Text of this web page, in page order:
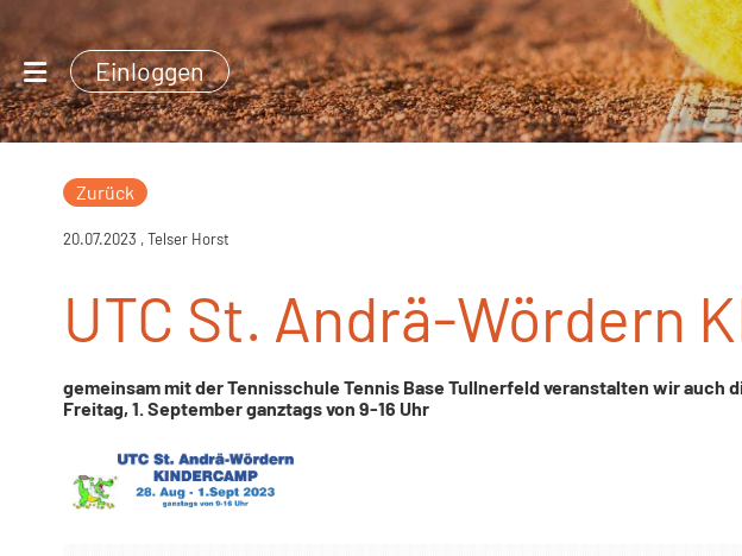
Einloggen
Zurück
20.07.2023 , Telser Horst
UTC St. Andrä-Wördern
gemeinsam mit der Tennisschule Tennis Base Tullnerfeld veranstalten wir
Freitag, 1. September ganztags von 9-16 Uhr